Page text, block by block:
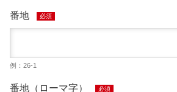
番地 必須
例：26-1
番地（ローマ字） 必須